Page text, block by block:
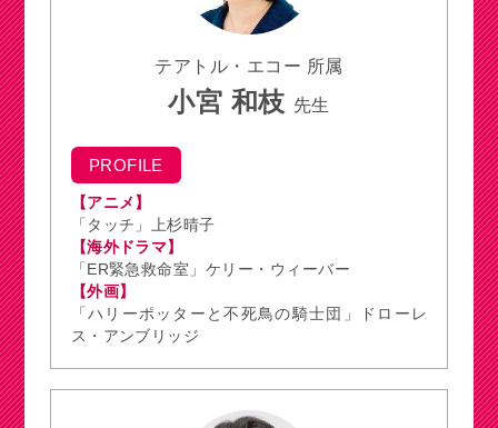
テアトル・エコー 所属
小宮 和枝 先生
PROFILE
【アニメ】
「タッチ」上杉晴子
【海外ドラマ】
「ER緊急救命室」ケリー・ウィーバー
【外画】
「ハリーポッターと不死鳥の騎士団」ドローレ
ス・アンブリッジ